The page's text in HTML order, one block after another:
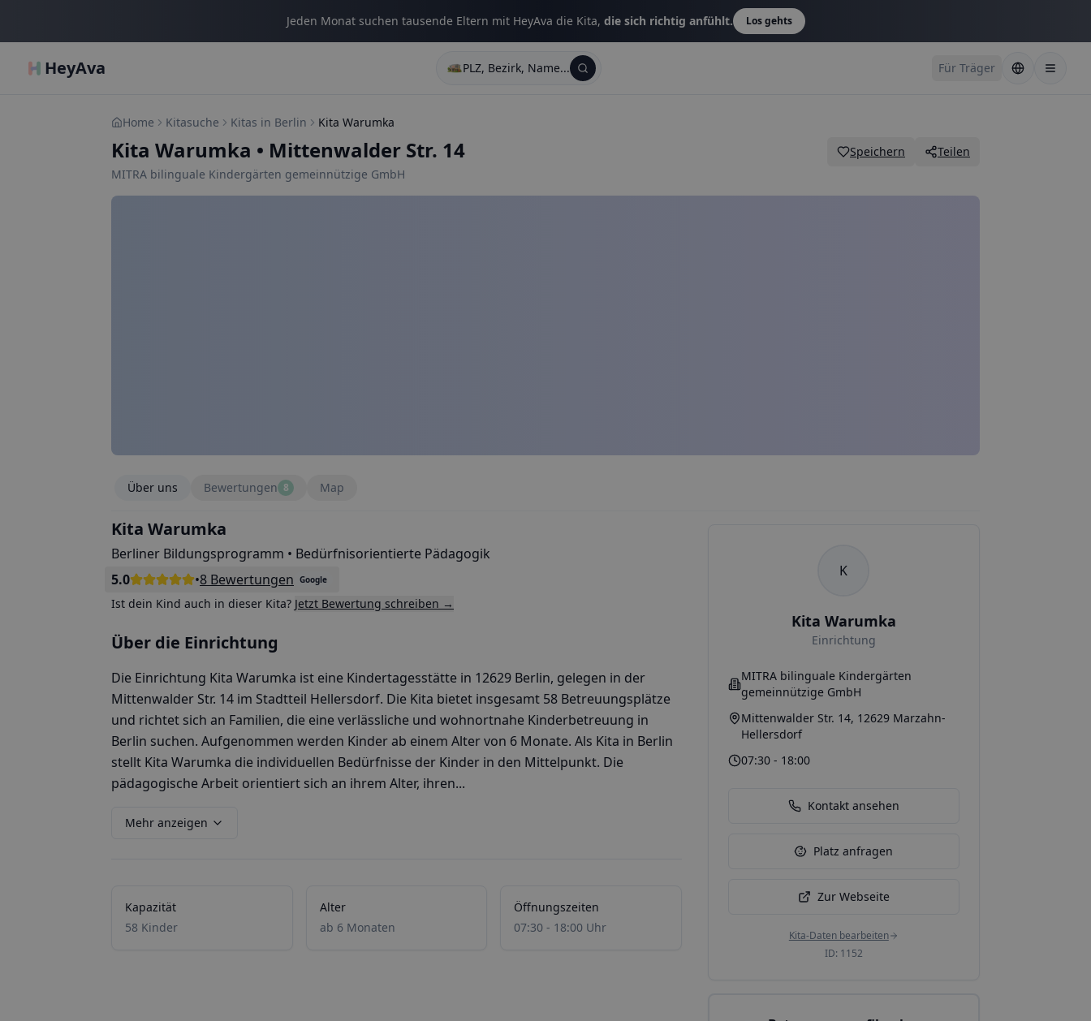
Jeden Monat suchen tausende Eltern mit HeyAva die Kita, die sich richtig anfühlt. Los gehts
HeyAva PLZ, Bezirk, Name... Für Träger
Home Kitasuche Kitas in Berlin Kita Warumka
Kita Warumka • Mittenwalder Str. 14
MITRA bilinguale Kindergärten gemeinnützige GmbH
Speichern Teilen
Über uns Bewertungen 8 Map
Kita Warumka
Berliner Bildungsprogramm • Bedürfnisorientierte Pädagogik
5.0
•8 Bewertungen Google
Ist dein Kind auch in dieser Kita? Jetzt Bewertung schreiben →
Über die Einrichtung
Die Einrichtung Kita Warumka ist eine Kindertagesstätte in 12629 Berlin, gelegen in der
Mittenwalder Str. 14 im Stadtteil Hellersdorf. Die Kita bietet insgesamt 58 Betreuungsplätze
und richtet sich an Familien, die eine verlässliche und wohnortnahe Kinderbetreuung in
Berlin suchen. Aufgenommen werden Kinder ab einem Alter von 6 Monate. Als Kita in Berlin
stellt Kita Warumka die individuellen Bedürfnisse der Kinder in den Mittelpunkt. Die
pädagogische Arbeit orientiert sich an ihrem Alter, ihren...
Mehr anzeigen
Kapazität
58 Kinder
Alter
ab 6 Monaten
Öffnungszeiten
07:30 - 18:00 Uhr
K
Kita Warumka
Einrichtung
MITRA bilinguale Kindergärten
gemeinnützige GmbH
Mittenwalder Str. 14, 12629 Marzahn-
Hellersdorf
07:30 - 18:00
Kontakt ansehen
Platz anfragen
Zur Webseite
Kita-Daten bearbeiten
ID: 1152